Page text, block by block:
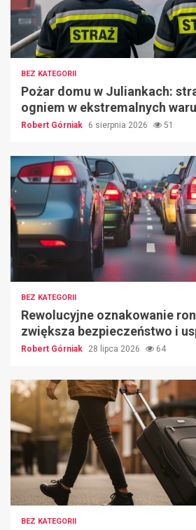
BEZ KATEGORII
Pożar domu w Juliankach:
ogniem w ekstremalnych
Robert Górniak 6 sierpnia 2026 51
BEZ KATEGORII
Rewolucyjne oznakowanie
zwiększa bezpieczeństwo i
Robert Górniak 28 lipca 2026 64
BEZ KATEGORII